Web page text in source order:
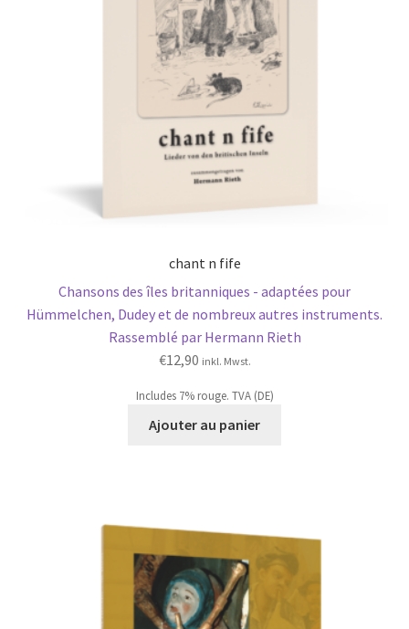
chant n fife
Chansons des îles britanniques - adaptées pour
Hümmelchen, Dudey et de nombreux autres instruments.
Rassemblé par Hermann Rieth
€12,90 inkl. Mwst.
Includes 7% rouge. TVA (DE)
Ajouter au panier